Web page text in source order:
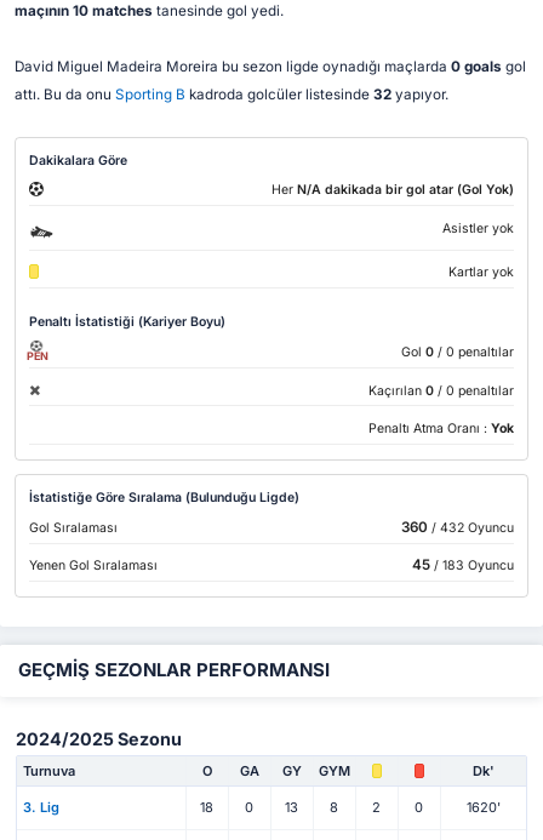
maçının 10 matches tanesinde gol yedi.
David Miguel Madeira Moreira bu sezon ligde oynadığı maçlarda 0 goals gol
attı. Bu da onu Sporting B kadroda golcüler listesinde 32yapıyor.
Dakikalara Göre
Her N/A dakikada bir gol atar (Gol Yok)
Asistler yok
Kartlar yok
Penaltı İstatistiği (Kariyer Boyu)
PEN Gol 0 / 0 penaltılar
Kaçırılan 0 / 0 penaltılar
Penaltı Atma Oranı : Yok
İstatistiğe Göre Sıralama (Bulunduğu Ligde)
Gol Sıralaması
360 / 432 Oyuncu
Yenen Gol Sıralaması 45/ 183 Oyuncu
GEÇMİŞ SEZONLAR PERFORMANSI
2024/2025 Sezonu
Turnuva O GA GY GYM Dk'
3. Lig 18 0 13 8 2 0 1620'